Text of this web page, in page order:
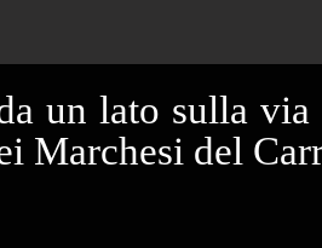
un lato sulla via
Marchesi del